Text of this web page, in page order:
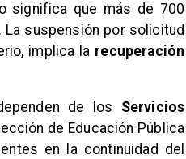
significa que más de 700
suspensión por solicitud
implica la recuperación
de los Servicios
de Educación Pública
en la continuidad del